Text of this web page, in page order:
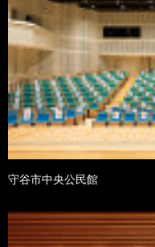
守谷市中央公民館